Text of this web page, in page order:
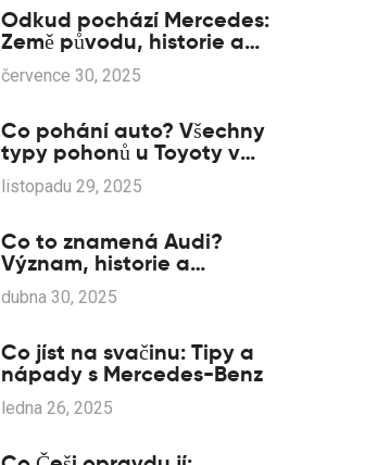
Odkud pochází Mercedes:
Země původu, historie a
dnešní výroba
července 30, 2025
Co pohání auto? Všechny
typy pohonů u Toyoty v
roce 2025
listopadu 29, 2025
Co to znamená Audi?
Význam, historie a
zajímavosti
dubna 30, 2025
Co jíst na svačinu: Tipy a
nápady s Mercedes-Benz
ledna 26, 2025